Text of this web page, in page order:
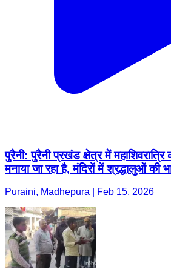
पुरैनी: पुरैनी प्रखंड क्षेत्र में महाशिवरात्रि
मनाया जा रहा है, मंदिरों में श्रद्धालुओं की
Puraini, Madhepura | Feb 15, 2026